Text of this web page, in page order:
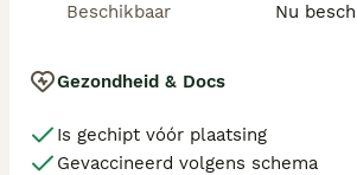
Beschikbaar
Nu
Gezondheid & Docs
Is gechipt vóór plaatsing
Gevaccineerd volgens schema